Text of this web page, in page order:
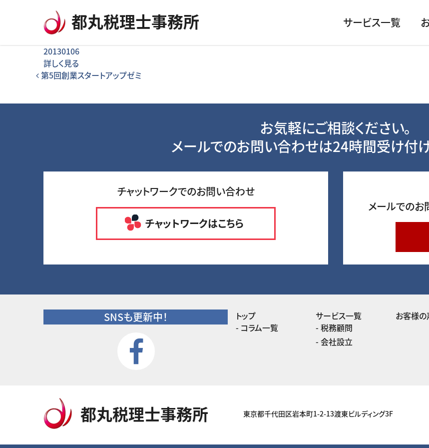
都丸税理士事務所 サービス一覧
20130106
詳しく見る
投稿ナビゲーション
第5回創業スタートアップゼミ
お気軽にご相談ください。
メールでのお問い合わせは24時間受け付け
チャットワークでのお問い合わせ
チャットワークはこちら
メールでのお
SNSも更新中！
トップ
コラム一覧
サービス一覧
税務顧問
会社設立
お客様の
都丸税理士事務所 東京都千代田区岩本町1-2-13渡東ビルディング3F